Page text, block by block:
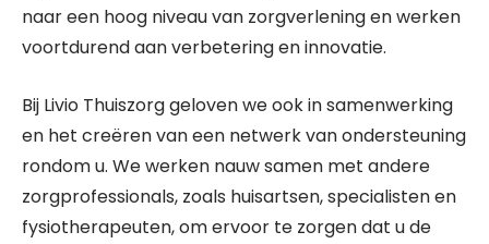
naar een hoog niveau van zorgverlening en werken
voortdurend aan verbetering en innovatie.
Bij Livio Thuiszorg geloven we ook in samenwerking
en het creëren van een netwerk van ondersteuning
rondom u. We werken nauw samen met andere
zorgprofessionals, zoals huisartsen, specialisten en
fysiotherapeuten, om ervoor te zorgen dat u de